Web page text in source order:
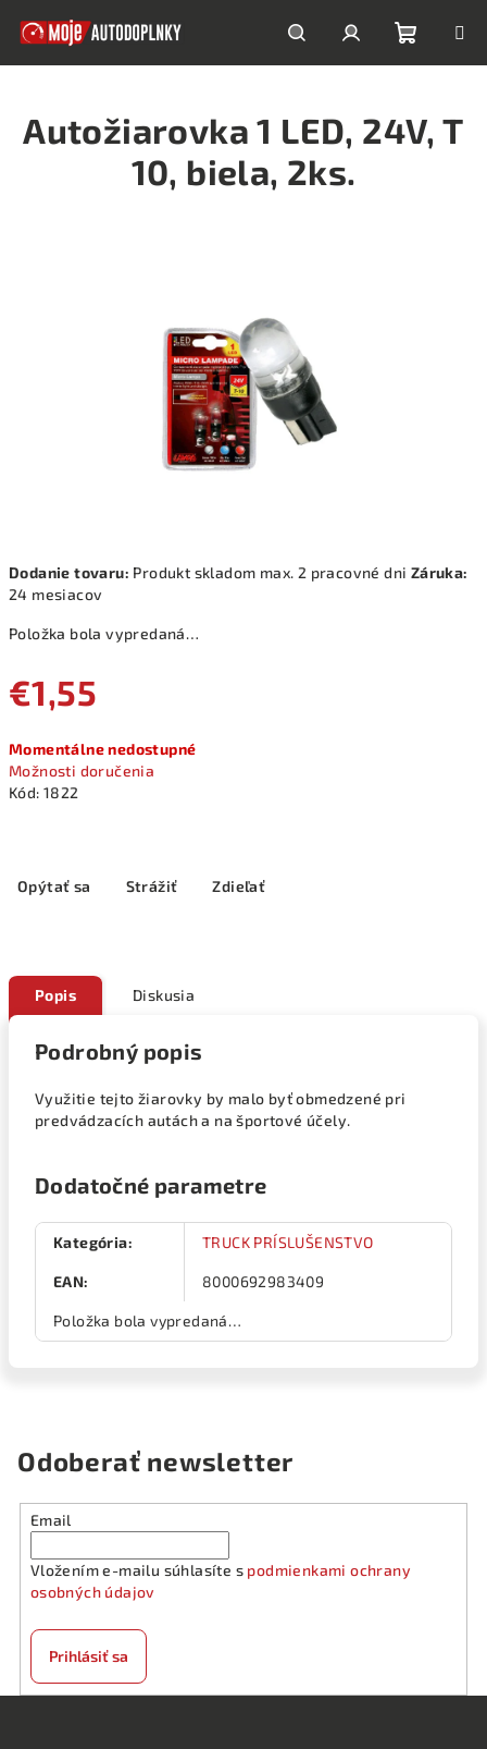
HľadaťPrihlásenie
košík
Dodanie tovaru: Produkt skladom max. 2 pracovné dni Záruka:
24 mesiacov
Položka bola vypredaná…
€1,55
cena:
Momentálne nedostupné
Možnosti doručenia
Kód: 1822
Opýtať sa Strážiť Zdieľať
Autožiarovka 1 LED, 24V, T
10, biela, 2ks.
Popis Diskusia
Podrobný popis
Využitie tejto žiarovky by malo byť obmedzené pri
predvádzacích autách a na športové účely.
Dodatočné parametre
Kategória: TRUCK PRÍSLUŠENSTVO
EAN: 8000692983409
Položka bola vypredaná…
Odoberať newsletter
Email
Vložením e-mailu súhlasíte s podmienkami ochrany
osobných údajov
Prihlásiť sa